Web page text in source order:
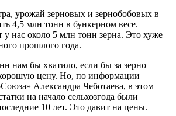
урожай зерновых и зернобобовых в
4,5 млн тонн в бункерном весе.
у нас около 5 млн тонн зерна. Это хуже
прошлого года.
нам бы хватило, если бы за зерно
цену. Но, по информации
Александра Чеботаева, в этом
на начало сельхозгода были
10 лет. Это давит на цены.